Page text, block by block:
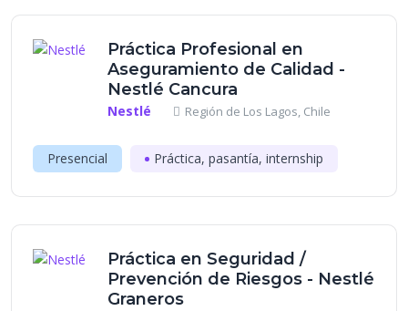
Práctica Profesional en
Aseguramiento de Calidad -
Nestlé Cancura
Nestlé Región de Los Lagos, Chile
Presencial Práctica, pasantía, internship
Práctica en Seguridad /
Prevención de Riesgos - Nestlé
Graneros